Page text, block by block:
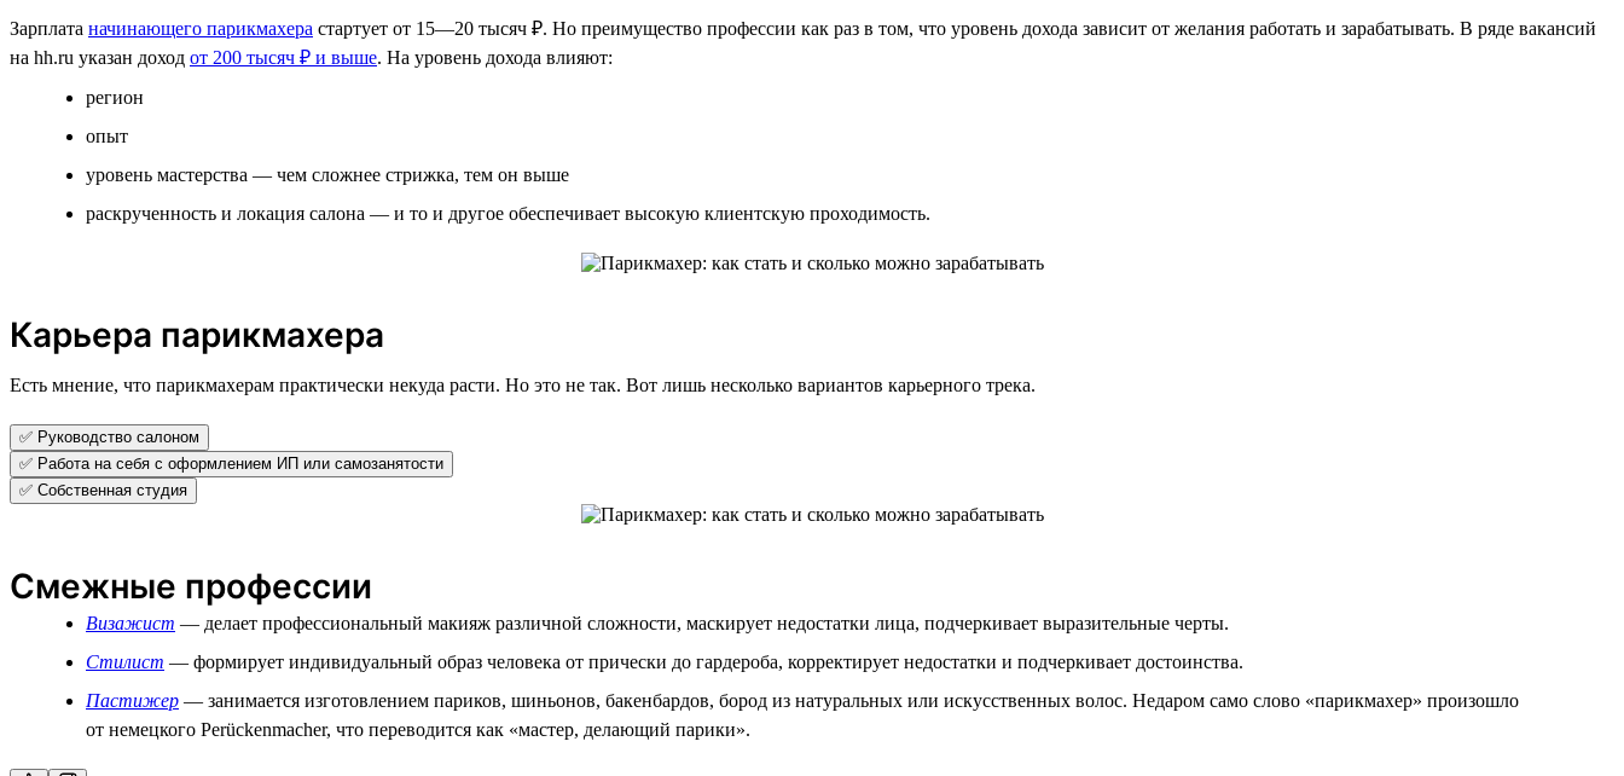
Зарплата начинающего парикмахера стартует от 15­­—20 тысяч ₽. Но преимущество профессии как раз в том, что уровень дохода зависит от желания работать и зарабатывать. В ряде вакансий
на hh.ru указан доход от 200 тысяч ₽ и выше. На уровень дохода влияют:
регион
опыт
уровень мастерства — чем сложнее стрижка, тем он выше
раскрученность и локация салона — и то и другое обеспечивает высокую клиентскую проходимость.
Карьера парикмахера
Есть мнение, что парикмахерам практически некуда расти. Но это не так. Вот лишь несколько вариантов карьерного трека.
✅ Руководство салоном
✅ Работа на себя с оформлением ИП или самозанятости
✅ Собственная студия
Смежные профессии
Визажист — делает профессиональный макияж различной сложности, маскирует недостатки лица, подчеркивает выразительные черты.
Стилист — формирует индивидуальный образ человека от прически до гардероба, корректирует недостатки и подчеркивает достоинства.
Пастижер — занимается изготовлением париков, шиньонов, бакенбардов, бород из натуральных или искусственных волос. Недаром само слово «парикмахер» произошло
от немецкого Perückenmacher, что переводится как «мастер, делающий парики».